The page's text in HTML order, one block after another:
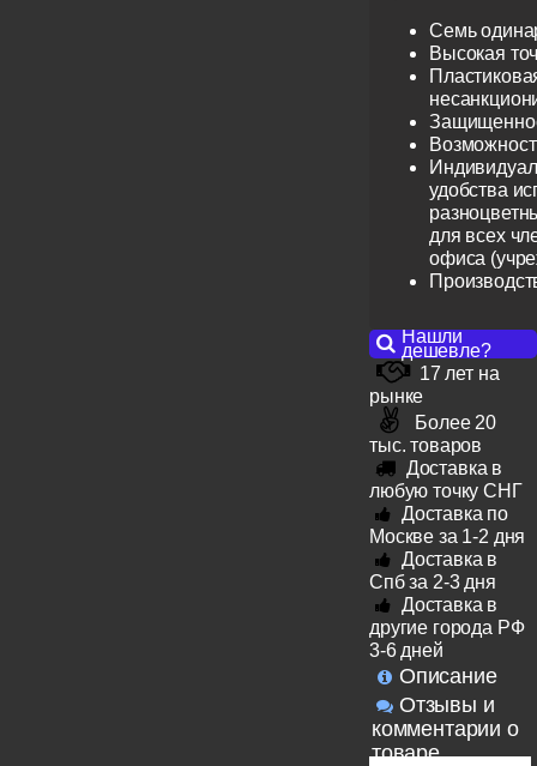
Семь
Высокая
удобства
для всех
офиса
Нашли
дешевле?
17 лет на
рынке
Более 20
тыс. товаров
Доставка в
любую точку СНГ
Доставка по
Москве за 1-2 дня
Доставка в
Спб за 2-3 дня
Доставка в
другие города РФ
3-6 дней
Описание
Отзывы и
комментарии о
товаре